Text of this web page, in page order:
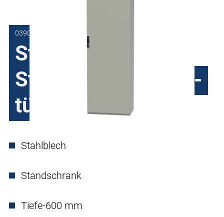
0390-1018-60-17
Standschrank
Stahlblech H390, 1-
türig
Stahlblech
Standschrank
Tiefe-600 mm